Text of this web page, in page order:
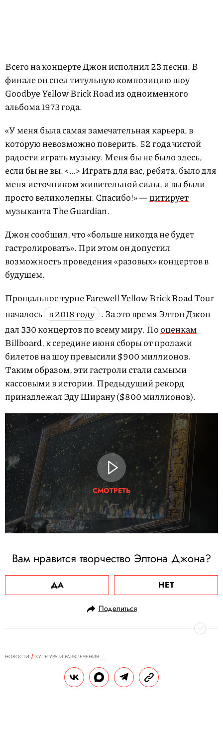
Всего на концерте Джон исполнил 23 песни. В
финале он спел титульную композицию шоу
Goodbye Yellow Brick Road из одноименного
альбома 1973 года.
«У меня была самая замечательная карьера, в
которую невозможно поверить. 52 года чистой
радости играть музыку. Меня бы не было здесь,
если бы не вы. <…> Играть для вас, ребята, было для
меня источником живительной силы, и вы были
просто великолепны. Спасибо!» —цитирует
музыканта The Guardian.
Джон сообщил, что «больше никогда не будет
гастролировать». При этом он допустил
возможность проведения «разовых» концертов в
будущем.
Прощальное турне Farewell Yellow Brick Road Tour
началось в 2018 году . За это время Элтон Джон
дал 330 концертов по всему миру. Пооценкам
Billboard, к середине июня сборы от продажи
билетов на шоу превысили $900 миллионов.
Таким образом, эти гастроли стали самыми
кассовыми в истории. Предыдущий рекорд
принадлежал Эду Ширану ($800 миллионов).
СМОТРЕТЬ
Вам нравится творчество Элтона Джона?
ДА НЕТ
Поделиться
НОВОСТИ
КУЛЬТУРА И РАЗВЛЕЧЕНИЯ
Бывший учитель частной школы